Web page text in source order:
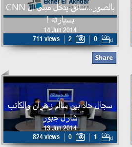
بالصور...سائق يدخل مبنى ال CNN
بسيارته !
14 Jun 2014
711 views
2 0
سجال حاد بين سالم زهران والكاتب
شارل جبور
13 Jun 2014
824 views
0 1